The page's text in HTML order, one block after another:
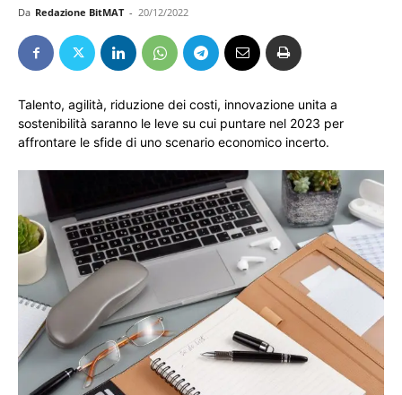
Da Redazione BitMAT - 20/12/2022
Talento, agilità, riduzione dei costi, innovazione unita a
sostenibilità saranno le leve su cui puntare nel 2023 per
affrontare le sfide di uno scenario economico incerto.